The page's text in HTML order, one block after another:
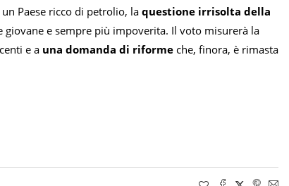
Paese ricco di petrolio, la questione irrisolta della
e sempre più impoverita. Il voto misurerà la
e a una domanda di riforme che, finora, è rimasta